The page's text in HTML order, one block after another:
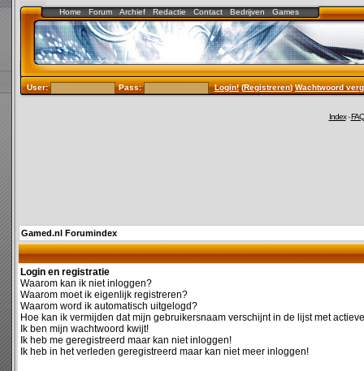
Home Forum Archief Redactie Contact Bedrijven Games
User: Pass: Login!(Registreren)Wachtwoord
Index-FAQ
Gamed.nl Forumindex
Login en registratie
Waarom kan ik niet inloggen?
Waarom moet ik eigenlijk registreren?
Waarom word ik automatisch uitgelogd?
Hoe kan ik vermijden dat mijn gebruikersnaam verschijnt in de lijst met
Ik ben mijn wachtwoord kwijt!
Ik heb me geregistreerd maar kan niet inloggen!
Ik heb in het verleden geregistreerd maar kan niet meer inloggen!